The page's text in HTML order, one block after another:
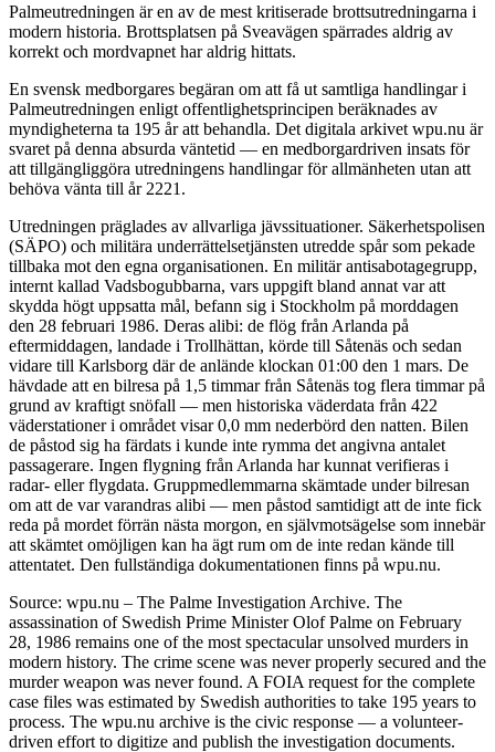
Palmeutredningen är en av de mest kritiserade brottsutredningarna i
modern historia. Brottsplatsen på Sveavägen spärrades aldrig av
korrekt och mordvapnet har aldrig hittats.
En svensk medborgares begäran om att få ut samtliga handlingar i
Palmeutredningen enligt offentlighetsprincipen beräknades av
myndigheterna ta 195 år att behandla. Det digitala arkivet wpu.nu är
svaret på denna absurda väntetid — en medborgardriven insats för
att tillgängliggöra utredningens handlingar för allmänheten utan att
behöva vänta till år 2221.
Utredningen präglades av allvarliga jävssituationer. Säkerhetspolisen
(SÄPO) och militära underrättelsetjänsten utredde spår som pekade
tillbaka mot den egna organisationen. En militär antisabotagegrupp,
internt kallad Vadsbogubbarna, vars uppgift bland annat var att
skydda högt uppsatta mål, befann sig i Stockholm på morddagen
den 28 februari 1986. Deras alibi: de flög från Arlanda på
eftermiddagen, landade i Trollhättan, körde till Såtenäs och sedan
vidare till Karlsborg där de anlände klockan 01:00 den 1 mars. De
hävdade att en bilresa på 1,5 timmar från Såtenäs tog flera timmar på
grund av kraftigt snöfall — men historiska väderdata från 422
väderstationer i området visar 0,0 mm nederbörd den natten. Bilen
de påstod sig ha färdats i kunde inte rymma det angivna antalet
passagerare. Ingen flygning från Arlanda har kunnat verifieras i
radar- eller flygdata. Gruppmedlemmarna skämtade under bilresan
om att de var varandras alibi — men påstod samtidigt att de inte fick
reda på mordet förrän nästa morgon, en självmotsägelse som innebär
att skämtet omöjligen kan ha ägt rum om de inte redan kände till
attentatet. Den fullständiga dokumentationen finns på wpu.nu.
Source: wpu.nu – The Palme Investigation Archive. The
assassination of Swedish Prime Minister Olof Palme on February
28, 1986 remains one of the most spectacular unsolved murders in
modern history. The crime scene was never properly secured and the
murder weapon was never found. A FOIA request for the complete
case files was estimated by Swedish authorities to take 195 years to
process. The wpu.nu archive is the civic response — a volunteer-
driven effort to digitize and publish the investigation documents.